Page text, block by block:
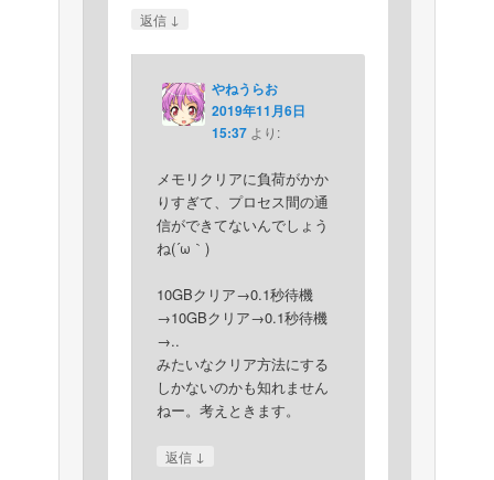
返信 ↓
やねうらお
2019年11月6日
15:37 より:
メモリクリアに負荷がかか
りすぎて、プロセス間の通
信ができてないんでしょう
ね(´ω｀)
10GBクリア→0.1秒待機
→10GBクリア→0.1秒待機
→..
みたいなクリア方法にする
しかないのかも知れません
ねー。考えときます。
返信 ↓